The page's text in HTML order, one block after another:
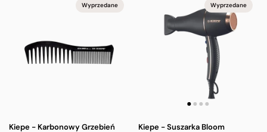
Kiepe - Karbonowy Grzebień
Wyprzedane
Kiepe - Suszarka Bloom
Wyprzedane